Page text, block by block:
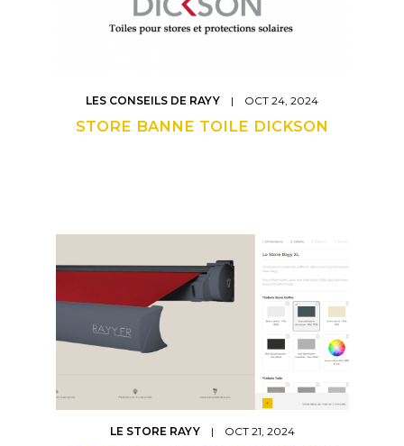
LES CONSEILS DE RAYY | OCT 24, 2024
STORE BANNE TOILE DICKSON
LE STORE RAYY | OCT 21, 2024